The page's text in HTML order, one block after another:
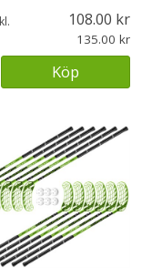
108.00
135.00
Köp